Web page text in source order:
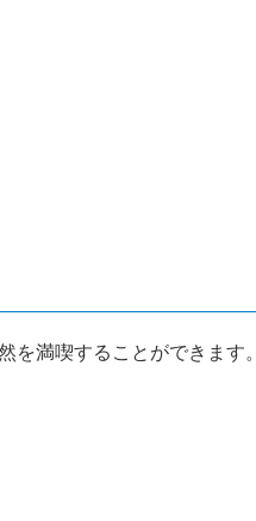
を満喫することができます。